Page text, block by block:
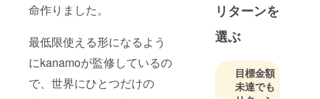
命作りました。
最低限使える形になるよう
にkanamoが監修しているの
で、世界にひとつだけの
ルインスト
ラクター、
オンライン
サロンオー
ナーをやっ
ています。
リターンを
選ぶ
目標金額
未達でも